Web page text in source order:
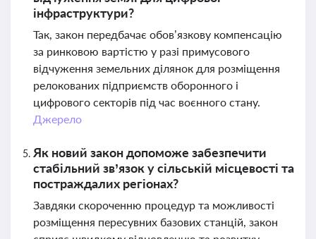
інфраструктури?
Так, закон передбачає обов’язкову компенсацію
за ринковою вартістю у разі примусового
відчуження земельних ділянок для розміщення
релокованих підприємств оборонного і
цифрового секторів під час воєнного стану.
Джерело
Як новий закон допоможе забезпечити
стабільний зв’язок у сільській місцевості та
постраждалих регіонах?
Завдяки скороченню процедур та можливості
розміщення пересувних базових станцій, закон